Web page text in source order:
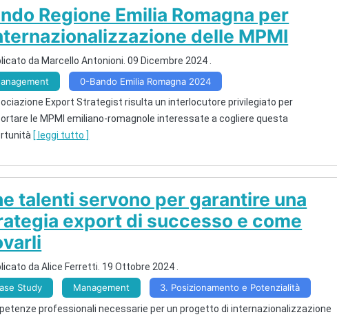
Regione Emilia Romagna per
delle MPMI
da Marcello Antonioni.09 Dicembre 2024
0-Bando Emilia Romagna 2024
Export Strategist risulta un interlocutore privilegiato per
le MPMI emiliano-romagnole interessate a cogliere questa
[ leggi tutto ]
talenti servono per garantire una
export di successo e come
da Alice Ferretti. 19 Ottobre 2024 .
Study
Management
3. Posizionamento e Potenzialità
professionali necessarie per un progetto di internazionalizzazione